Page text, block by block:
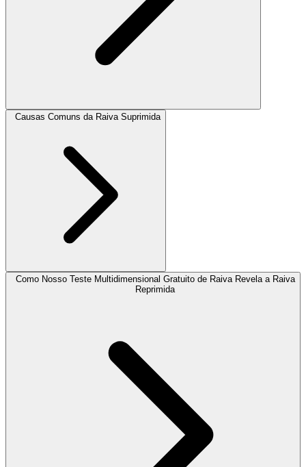
Causas Comuns da Raiva Suprimida
Como Nosso Teste Multidimensional Gratuito de Raiva Revela a Raiva
Reprimida